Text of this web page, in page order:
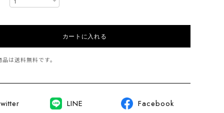
カートに入れる
品は送料無料です。
LINE Facebook